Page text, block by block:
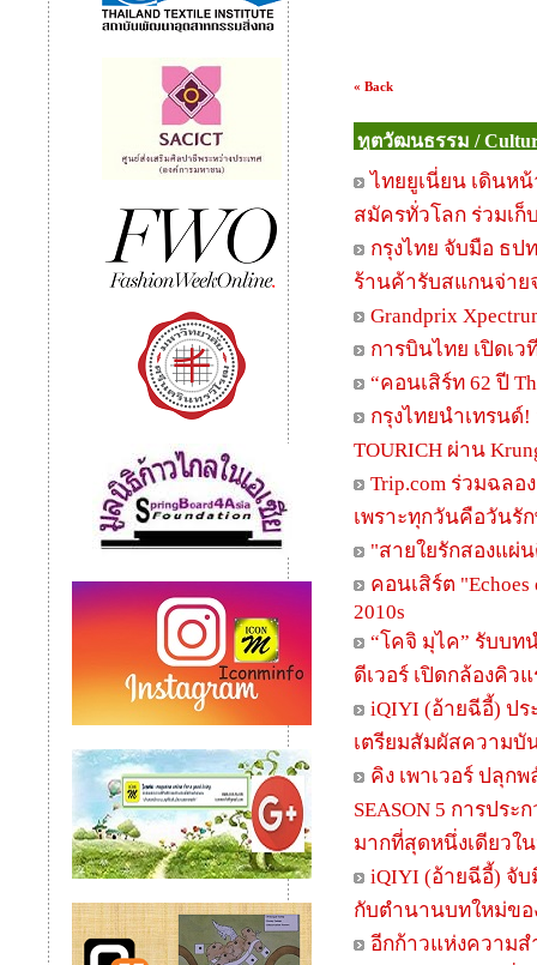
« Back
ทูตวัฒนธรรม /
ไทยยูเนี่ยน เดินห
สมัครทั่วโลก ร่วมเ
กรุงไทย จับมือ ธป
ร้านค้ารับสแกนจ่าย
Grandprix
การบินไทย เปิดเว
“คอนเสิร์ท 62 ปี
กรุงไทยนำเทรนด์
TOURICH ผ่าน
Trip.com ร่วมฉลอ
เพราะทุกวันคือวันรั
"สายใยรักสองแผ่
คอนเสิร์ต "Echoes
2010s
“โคจิ มุไค” รับบท
ดีเวอร์ เปิดกล้องคิ
iQIYI (อ้ายฉีอี้) ป
เตรียมสัมผัสความบั
คิง เพาเวอร์ ปลุก
SEASON 5 การปร
มากที่สุดหนึ่งเดียวใ
iQIYI (อ้ายฉีอี้) จั
กับตำนานบทใหม่ข
อีกก้าวแห่งความส